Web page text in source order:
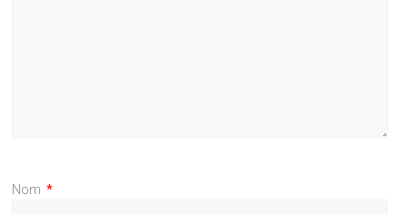
Nom *